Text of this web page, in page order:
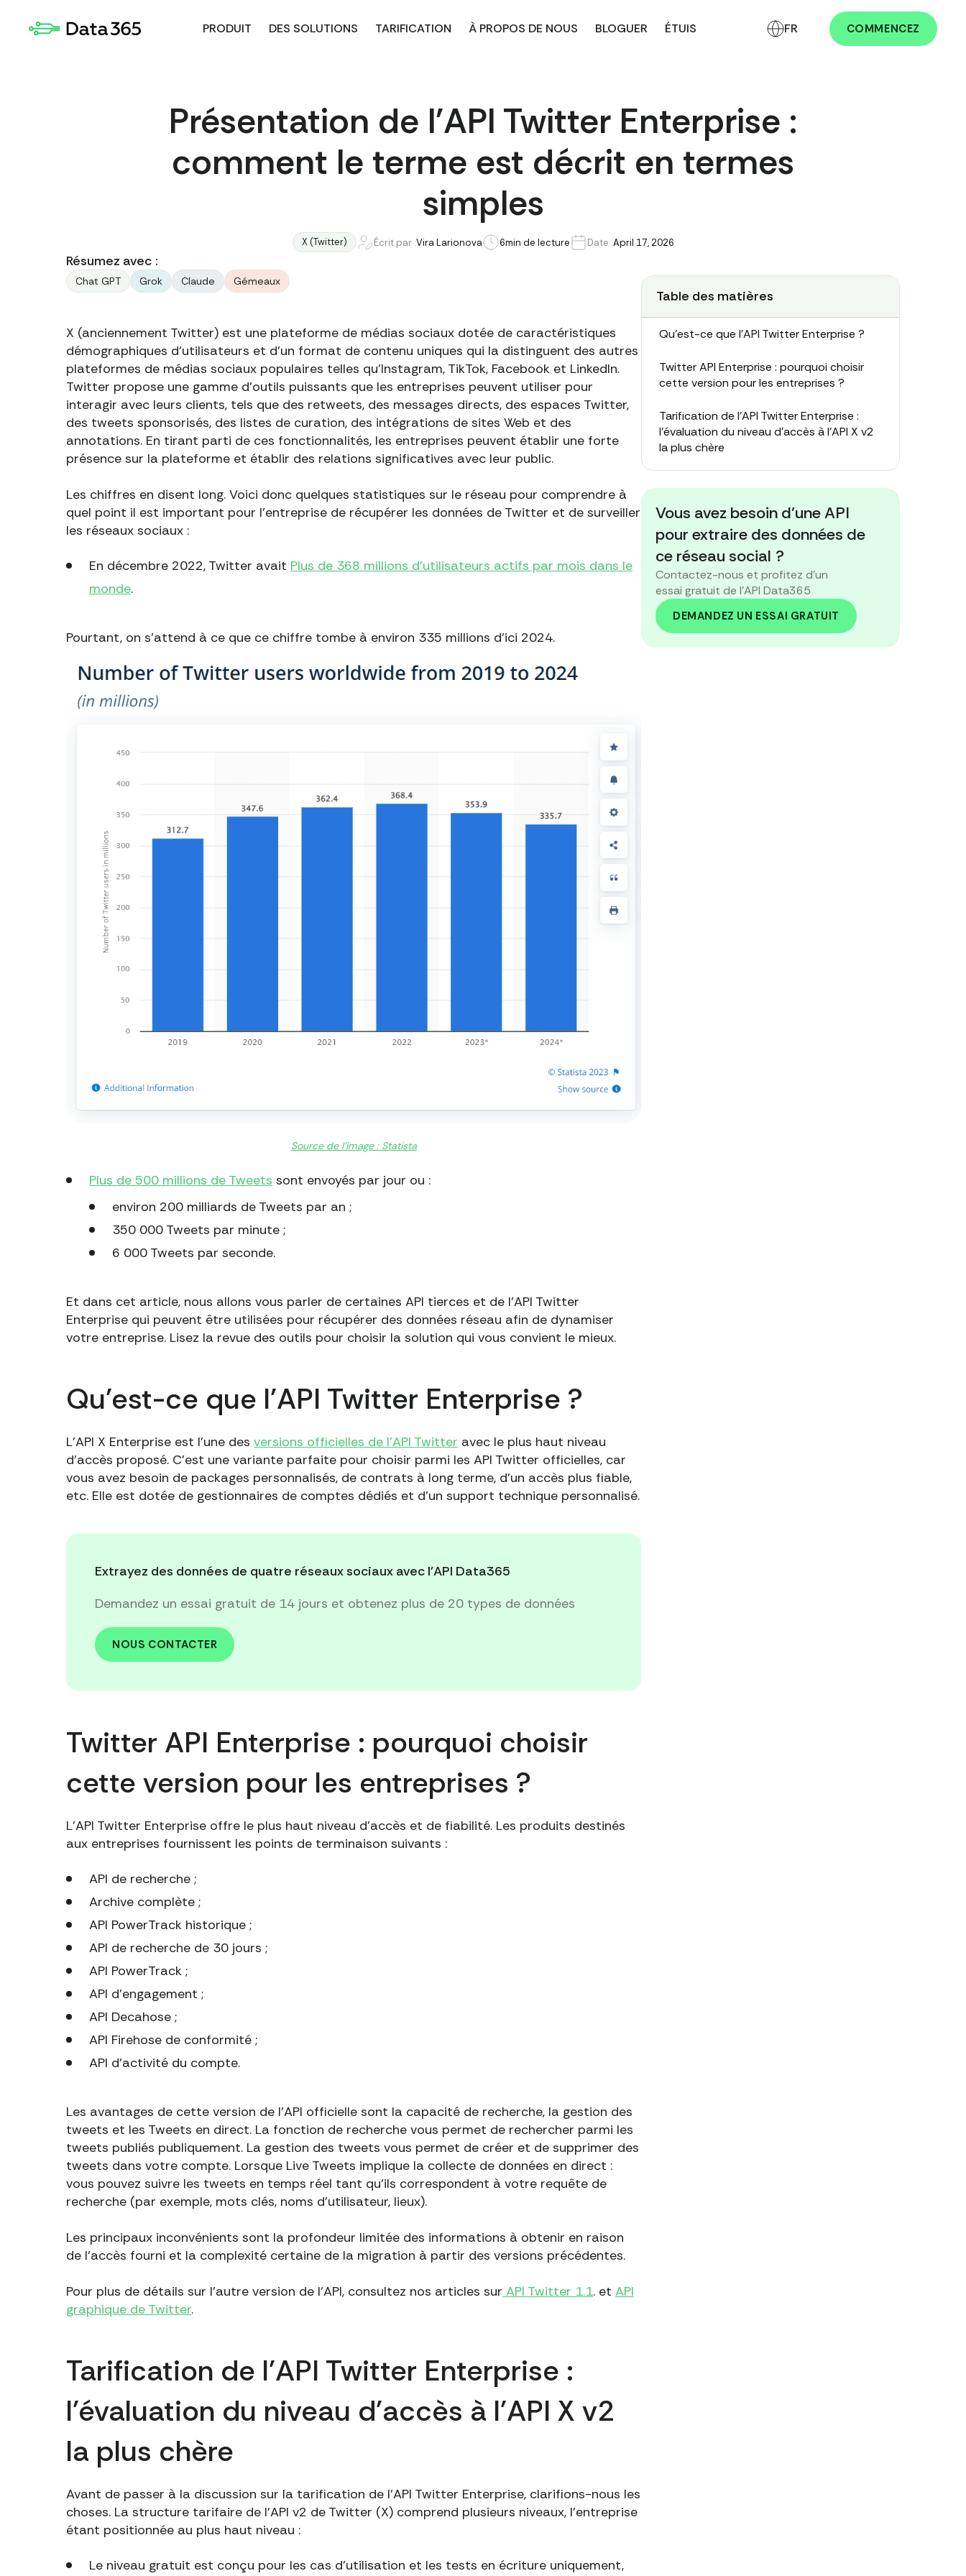
PRODUIT DES SOLUTIONS TARIFICATION À PROPOS DE NOUS BLOGUER ÉTUIS FR COMMENCEZ
Présentation de l'API Twitter Enterprise :
comment le terme est décrit en termes
simples
X (Twitter) Écrit par :Vira Larionova 6min de lecture Date :April 17, 2026
Résumez avec :
Chat GPT Grok Claude Gémeaux
X (anciennement Twitter) est une plateforme de médias sociaux dotée de caractéristiques
démographiques d'utilisateurs et d'un format de contenu uniques qui la distinguent des autres
plateformes de médias sociaux populaires telles qu'Instagram, TikTok, Facebook et LinkedIn.
Twitter propose une gamme d'outils puissants que les entreprises peuvent utiliser pour
interagir avec leurs clients, tels que des retweets, des messages directs, des espaces Twitter,
des tweets sponsorisés, des listes de curation, des intégrations de sites Web et des
annotations. En tirant parti de ces fonctionnalités, les entreprises peuvent établir une forte
présence sur la plateforme et établir des relations significatives avec leur public.
Les chiffres en disent long. Voici donc quelques statistiques sur le réseau pour comprendre à
quel point il est important pour l'entreprise de récupérer les données de Twitter et de surveiller
les réseaux sociaux :
En décembre 2022, Twitter avait Plus de 368 millions d'utilisateurs actifs par mois dans le
monde.
Pourtant, on s'attend à ce que ce chiffre tombe à environ 335 millions d'ici 2024.
Source de l'image : Statista
Plus de 500 millions de Tweets sont envoyés par jour ou :
environ 200 milliards de Tweets par an ;
350 000 Tweets par minute ;
6 000 Tweets par seconde.
Et dans cet article, nous allons vous parler de certaines API tierces et de l'API Twitter
Enterprise qui peuvent être utilisées pour récupérer des données réseau afin de dynamiser
votre entreprise. Lisez la revue des outils pour choisir la solution qui vous convient le mieux.
Qu'est-ce que l'API Twitter Enterprise ?
L'API X Enterprise est l'une des versions officielles de l'API Twitter avec le plus haut niveau
d'accès proposé. C'est une variante parfaite pour choisir parmi les API Twitter officielles, car
vous avez besoin de packages personnalisés, de contrats à long terme, d'un accès plus fiable,
etc. Elle est dotée de gestionnaires de comptes dédiés et d'un support technique personnalisé.
Extrayez des données de quatre réseaux sociaux avec l'API Data365
Demandez un essai gratuit de 14 jours et obtenez plus de 20 types de données
NOUS CONTACTER
Twitter API Enterprise : pourquoi choisir
cette version pour les entreprises ?
L'API Twitter Enterprise offre le plus haut niveau d'accès et de fiabilité. Les produits destinés
aux entreprises fournissent les points de terminaison suivants :
API de recherche ;
Archive complète ;
API PowerTrack historique ;
API de recherche de 30 jours ;
API PowerTrack ;
API d'engagement ;
API Decahose ;
API Firehose de conformité ;
API d'activité du compte.
Les avantages de cette version de l'API officielle sont la capacité de recherche, la gestion des
tweets et les Tweets en direct. La fonction de recherche vous permet de rechercher parmi les
tweets publiés publiquement. La gestion des tweets vous permet de créer et de supprimer des
tweets dans votre compte. Lorsque Live Tweets implique la collecte de données en direct :
vous pouvez suivre les tweets en temps réel tant qu'ils correspondent à votre requête de
recherche (par exemple, mots clés, noms d'utilisateur, lieux).
Les principaux inconvénients sont la profondeur limitée des informations à obtenir en raison
de l'accès fourni et la complexité certaine de la migration à partir des versions précédentes.
Pour plus de détails sur l'autre version de l'API, consultez nos articles sur API Twitter 1.1. et API
graphique de Twitter.
Tarification de l'API Twitter Enterprise :
l'évaluation du niveau d'accès à l'API X v2
la plus chère
Avant de passer à la discussion sur la tarification de l'API Twitter Enterprise, clarifions-nous les
choses. La structure tarifaire de l'API v2 de Twitter (X) comprend plusieurs niveaux, l'entreprise
étant positionnée au plus haut niveau :
Le niveau gratuit est conçu pour les cas d'utilisation et les tests en écriture uniquement,
Table des matières
Qu'est-ce que l'API Twitter Enterprise ?
Twitter API Enterprise : pourquoi choisir
cette version pour les entreprises ?
Tarification de l'API Twitter Enterprise :
l'évaluation du niveau d'accès à l'API X v2
la plus chère
Alors, API Twitter d'entreprise ou
Vous avez besoin d'une API
pour extraire des données de
ce réseau social ?
Contactez-nous et profitez d'un
essai gratuit de l'API Data365
DEMANDEZ UN ESSAI GRATUIT